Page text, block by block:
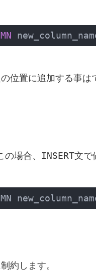
位置に追加する事は
場合、 INSERT文で
約します。